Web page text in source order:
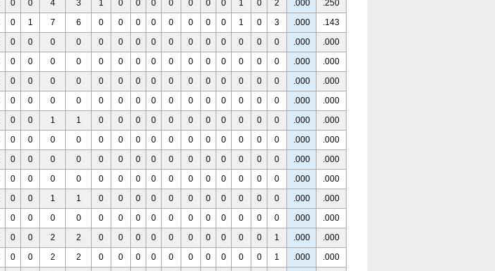
0 0 4 3 1 0 0 0 0 0 0 0 1 0 2 .000
.250
0 1 7 6 0 0 0 0 0 0 0 0 1 0 3 .000
.143
0 0 0 0 0 0 0 0 0 0 0 0 0 0 0 .000
.000
0 0 0 0 0 0 0 0 0 0 0 0 0 0 0 .000
.000
0 0 0 0 0 0 0 0 0 0 0 0 0 0 0 .000
.000
0 0 0 0 0 0 0 0 0 0 0 0 0 0 0 .000
.000
0 0 1 1 0 0 0 0 0 0 0 0 0 0 0 .000
.000
0 0 0 0 0 0 0 0 0 0 0 0 0 0 0 .000
.000
0 0 0 0 0 0 0 0 0 0 0 0 0 0 0 .000
.000
0 0 0 0 0 0 0 0 0 0 0 0 0 0 0 .000
.000
0 0 1 1 0 0 0 0 0 0 0 0 0 0 0 .000
.000
0 0 0 0 0 0 0 0 0 0 0 0 0 0 0 .000
.000
0 0 2 2 0 0 0 0 0 0 0 0 0 0 1 .000
.000
0 0 2 2 0 0 0 0 0 0 0 0 0 0 1 .000
.000